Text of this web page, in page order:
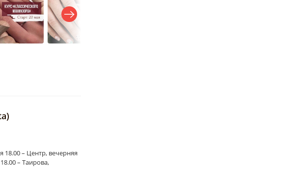
– Центр, вечерняя
– Таирова,